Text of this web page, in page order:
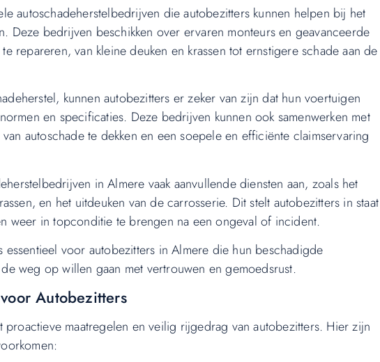
autoschadeherstelbedrijven die autobezitters kunnen helpen bij het
Deze bedrijven beschikken over ervaren monteurs en geavanceerde
repareren, van kleine deuken en krassen tot ernstigere schade aan de
kunnen autobezitters er zeker van zijn dat hun voertuigen
en specificaties. Deze bedrijven kunnen ook samenwerken met
autoschade te dekken en een soepele en efficiënte claimservaring
in Almere vaak aanvullende diensten aan, zoals het
en het uitdeuken van de carrosserie. Dit stelt autobezitters in staat
weer in topconditie te brengen na een ongeval of incident.
essentieel voor autobezitters in Almere die hun beschadigde
weg op willen gaan met vertrouwen en gemoedsrust.
Autobezitters
maatregelen en veilig rijgedrag van autobezitters. Hier zijn